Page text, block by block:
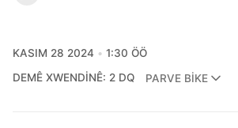
KASIM 28 2024
1:30 ÖÖ
DEMÊ XWENDINÊ: 2 DQ
PARVE BIKE